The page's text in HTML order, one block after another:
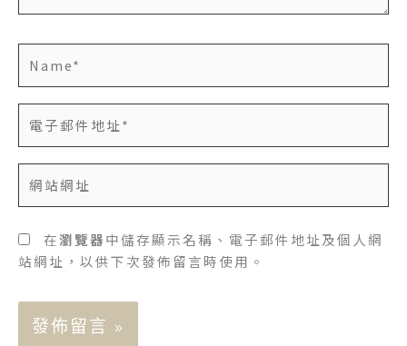
子
件
*
站
址
在瀏覽器中儲存顯示名稱、電子郵件地址及個人網
站網址，以供下次發佈留言時使用。